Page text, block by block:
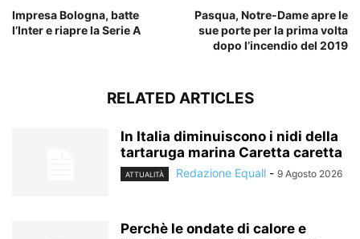
Impresa Bologna, batte
l’Inter e riapre la Serie A
Pasqua, Notre-Dame apre le
sue porte per la prima volta
dopo l’incendio del 2019
RELATED ARTICLES
In Italia diminuiscono i nidi della
tartaruga marina Caretta caretta
ATTUALITÀ Redazione Equall - 9 Agosto 2026
Perchè le ondate di calore e